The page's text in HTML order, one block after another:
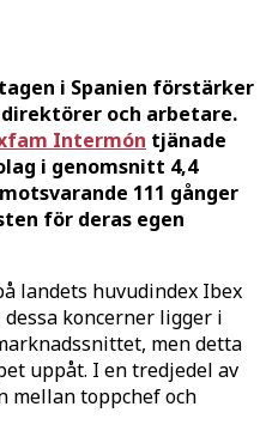
i Spanien förstärker
och arbetare.
Intermón tjänade
i genomsnitt 4,4
111 gånger
för deras egen
landets huvudindex Ibex
koncerner ligger i
men detta
uppåt. I en tredjedel av
mellan toppchef och